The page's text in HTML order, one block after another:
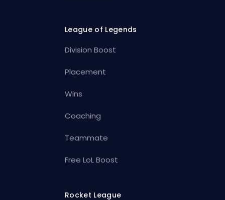
League of Legends
Division Boost
Placement
Wins
Coaching
Teammate
Free LoL Boost
Rocket League